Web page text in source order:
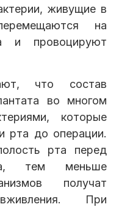
живущие в
на
и провоцируют
что состав
во многом
которые
рта до операции.
рта перед
тем меньше
получат
При